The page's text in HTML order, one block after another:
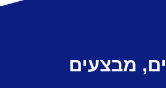
מבצעים